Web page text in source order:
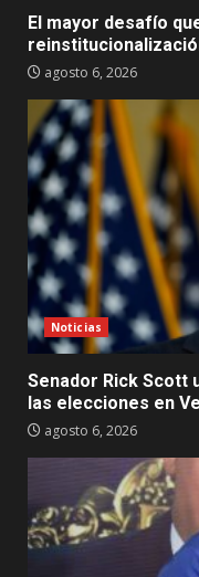
El mayor desafío
agosto 6, 2026
Noticias
Senador Rick Scott
las elecciones en
agosto 6, 2026